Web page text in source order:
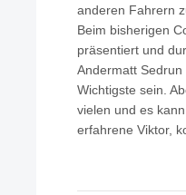
anderen Fahrern
Beim bisherigen
präsentiert und
Andermatt
Wichtigste sein.
vielen und es
erfahrene Viktor,